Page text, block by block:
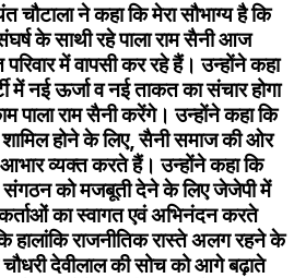
ने कहा कि मेरा सौभाग्य है कि
के साथी रहे पाला राम सैनी आज
में वापसी कर रहे हैं। उन्होंने कहा
में नई ऊर्जा व नई ताकत का संचार होगा
पाला राम सैनी करेंगे। उन्होंने कहा कि
शामिल होने के लिए, सैनी समाज की ओर
व्यक्त करते हैं। उन्होंने कहा कि
संगठन को मजबूती देने के लिए जेजेपी में
का स्वागत एवं अभिनंदन करते
हालांकि राजनीतिक रास्ते अलग रहने के
चौधरी देवीलाल की सोच को आगे बढ़ाते